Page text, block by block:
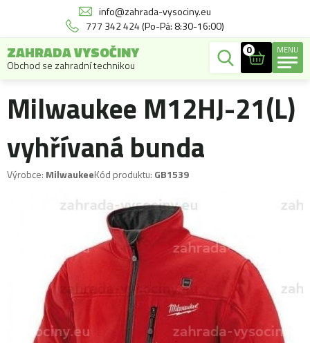
info@zahrada-vysociny.eu
777 342 424 (Po-Pá: 8:30-16:00)
ZAHRADA VYSOČINY
Obchod se zahradní technikou
0 MENU
Milwaukee M12HJ-21(L)
vyhřívaná bunda
Výrobce: MilwaukeeKód produktu: GB1539